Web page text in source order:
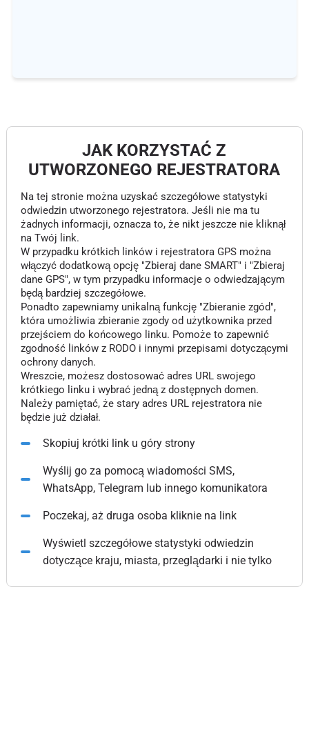
JAK KORZYSTAĆ Z
UTWORZONEGO REJESTRATORA
Na tej stronie można uzyskać szczegółowe statystyki
odwiedzin utworzonego rejestratora. Jeśli nie ma tu
żadnych informacji, oznacza to, że nikt jeszcze nie kliknął
na Twój link.
W przypadku krótkich linków i rejestratora GPS można
włączyć dodatkową opcję "Zbieraj dane SMART" i "Zbieraj
dane GPS", w tym przypadku informacje o odwiedzającym
będą bardziej szczegółowe.
Ponadto zapewniamy unikalną funkcję "Zbieranie zgód",
która umożliwia zbieranie zgody od użytkownika przed
przejściem do końcowego linku. Pomoże to zapewnić
zgodność linków z RODO i innymi przepisami dotyczącymi
ochrony danych.
Wreszcie, możesz dostosować adres URL swojego
krótkiego linku i wybrać jedną z dostępnych domen.
Należy pamiętać, że stary adres URL rejestratora nie
będzie już działał.
Skopiuj krótki link u góry strony
Wyślij go za pomocą wiadomości SMS,
WhatsApp, Telegram lub innego komunikatora
Poczekaj, aż druga osoba kliknie na link
Wyświetl szczegółowe statystyki odwiedzin
dotyczące kraju, miasta, przeglądarki i nie tylko